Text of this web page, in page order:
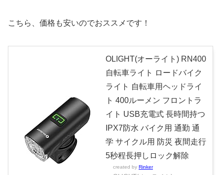
こちら、価格も安いのでおススメです！
OLIGHT(オーライト) RN400
自転車ライト ロードバイク
ライト 自転車用ヘッドライ
ト 400ルーメン フロントラ
イト USB充電式 長時間持つ
IPX7防水 バイク用 通勤 通
学 サイクル用 防災 夜間走行
5秒程長押しロック解除
created by Rinker